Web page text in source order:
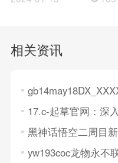
相关资讯
gb14may18DX_XXXXXL民族：
17.c-起草官网：深入漫画世
黑神话悟空二周目新增内容有哪些？
yw193coc龙物永不联2024：